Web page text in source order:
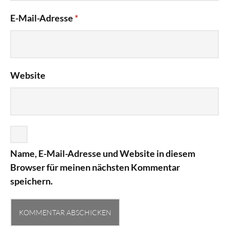
E-Mail-Adresse *
Website
Name, E-Mail-Adresse und Website in diesem
Browser für meinen nächsten Kommentar
speichern.